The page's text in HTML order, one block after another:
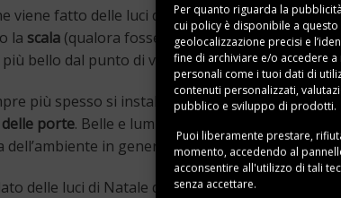
Per quanto riguarda la
cui policy è disponibile a
geolocalizzazione precisi e
fine di archiviare e/o accedere
personali come i tuoi dati di
contenuti personalizzati,
pubblico e sviluppo di prodotti.
Puoi liberamente prestare,
momento, accedendo al
acconsentire all'utilizzo di tali
senza accettare.
viene fatto delle luci di Natale è quello nelle
la scala (qualora fosse presente). Porlelungo il
bello dal punto di vista estetico.
più spesso si installano le luci di Natale, ma
porte. Belle e luminose, rendono non solo
dell’ambiente in generale.
delle luci di Natale durante tutto l’anno viene